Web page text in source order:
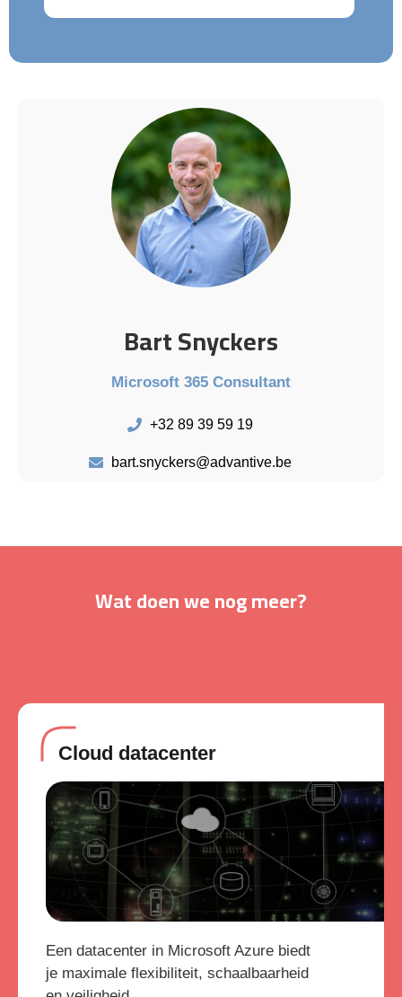
Bart Snyckers
Microsoft 365 Consultant
+32 89 39 59 19
bart.snyckers@advantive.be
Wat doen we nog meer?
Cloud datacenter
Een datacenter in Microsoft Azure biedt
je maximale flexibiliteit, schaalbaarheid